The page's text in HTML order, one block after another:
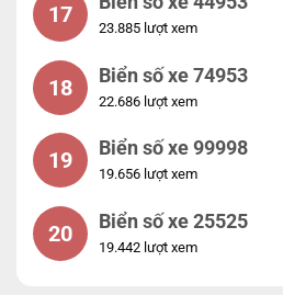
17
23.885 lượt xem
18 Biển số xe 74953
22.686 lượt xem
19 Biển số xe 99998
19.656 lượt xem
20 Biển số xe 25525
19.442 lượt xem